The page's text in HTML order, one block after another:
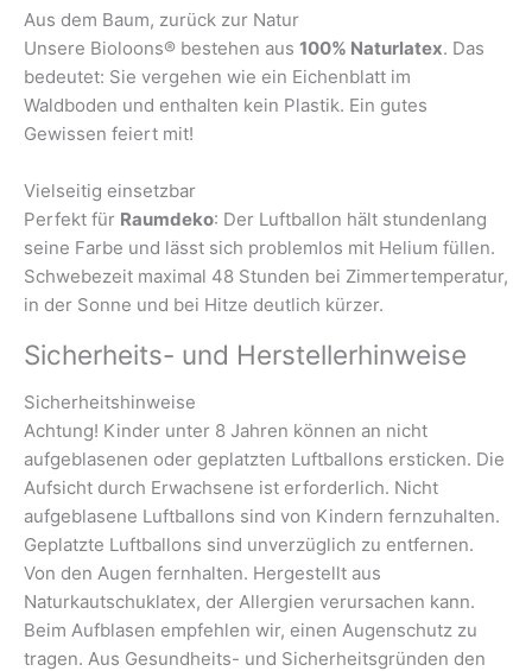
Aus dem Baum, zurück zur Natur
Unsere Bioloons® bestehen aus 100% Naturlatex. Das
bedeutet: Sie vergehen wie ein Eichenblatt im
Waldboden und enthalten kein Plastik. Ein gutes
Gewissen feiert mit!
Vielseitig einsetzbar
Perfekt für Raumdeko: Der Luftballon hält stundenlang
seine Farbe und lässt sich problemlos mit Helium füllen.
Schwebezeit maximal 48 Stunden bei Zimmertemperatur,
in der Sonne und bei Hitze deutlich kürzer.
Sicherheits- und Herstellerhinweise
Sicherheitshinweise
Achtung! Kinder unter 8 Jahren können an nicht
aufgeblasenen oder geplatzten Luftballons ersticken. Die
Aufsicht durch Erwachsene ist erforderlich. Nicht
aufgeblasene Luftballons sind von Kindern fernzuhalten.
Geplatzte Luftballons sind unverzüglich zu entfernen.
Von den Augen fernhalten. Hergestellt aus
Naturkautschuklatex, der Allergien verursachen kann.
Beim Aufblasen empfehlen wir, einen Augenschutz zu
tragen. Aus Gesundheits- und Sicherheitsgründen den